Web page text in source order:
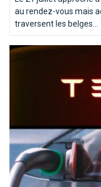
au rendez-vous mais
traversent les belges...
Les voitures Tesla à